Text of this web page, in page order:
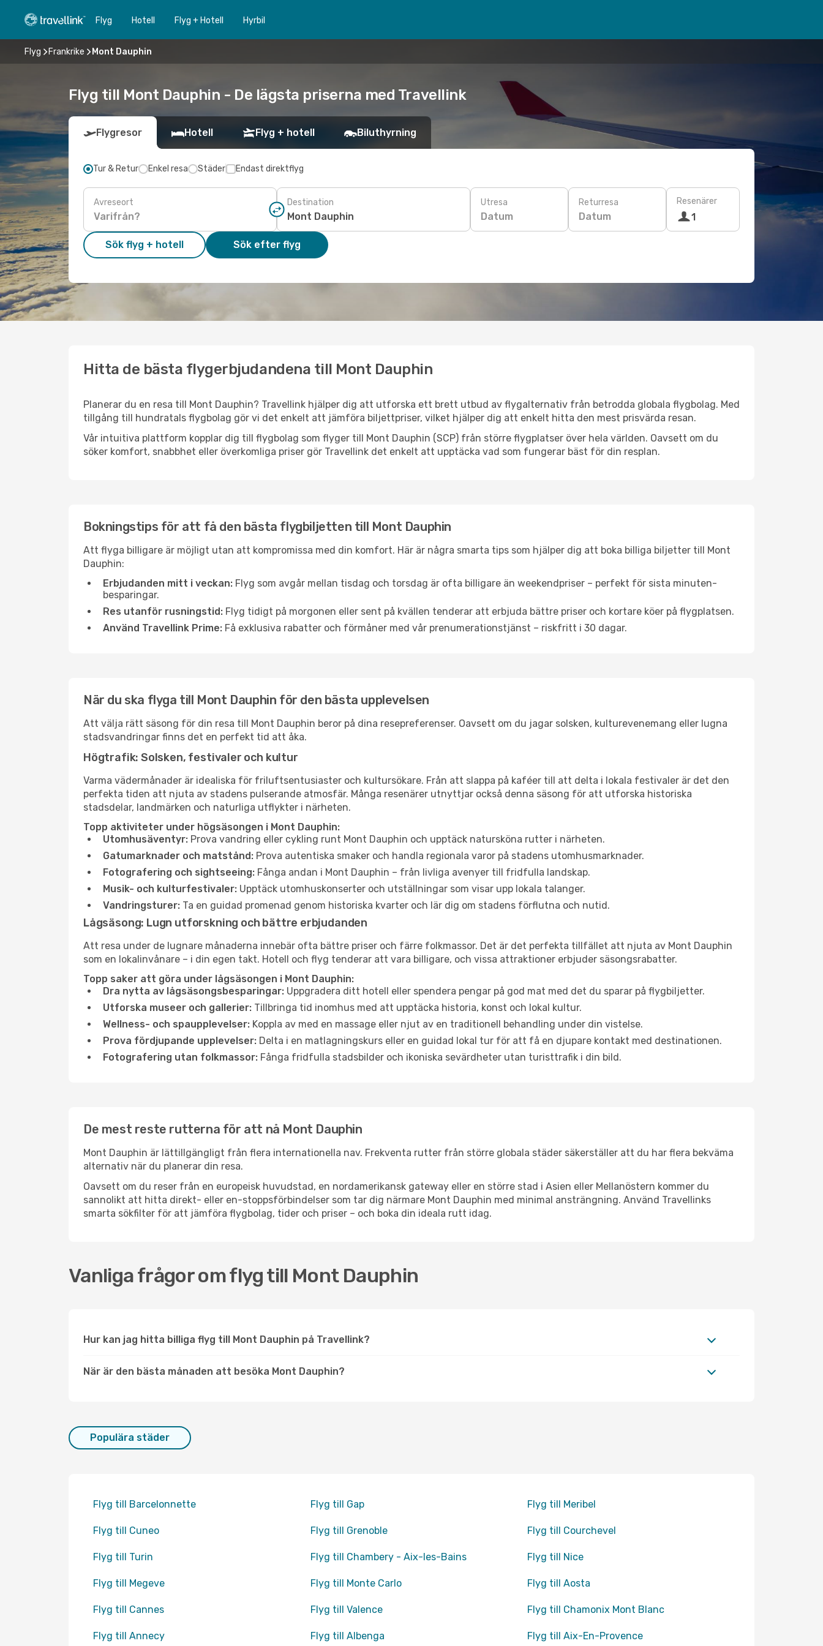
Flyg Hotell Flyg + Hotell Hyrbil
Flyg Frankrike Mont Dauphin
Flyg till Mont Dauphin - De lägsta priserna med Travellink
Flygresor Hotell Flyg + hotell Biluthyrning
Tur & Retur Enkel resa Städer Endast direktflyg
Avreseort Destination Utresa
Datum
Returresa
Datum
Resenärer
1
Sök flyg + hotell Sök efter flyg
Hitta de bästa flygerbjudandena till Mont Dauphin
Planerar du en resa till Mont Dauphin? Travellink hjälper dig att utforska ett brett utbud av flygalternativ från betrodda globala flygbolag. Med
tillgång till hundratals flygbolag gör vi det enkelt att jämföra biljettpriser, vilket hjälper dig att enkelt hitta den mest prisvärda resan.
Vår intuitiva plattform kopplar dig till flygbolag som flyger till Mont Dauphin (SCP) från större flygplatser över hela världen. Oavsett om du
söker komfort, snabbhet eller överkomliga priser gör Travellink det enkelt att upptäcka vad som fungerar bäst för din resplan.
Bokningstips för att få den bästa flygbiljetten till Mont Dauphin
Att flyga billigare är möjligt utan att kompromissa med din komfort. Här är några smarta tips som hjälper dig att boka billiga biljetter till Mont
Dauphin:
Erbjudanden mitt i veckan: Flyg som avgår mellan tisdag och torsdag är ofta billigare än weekendpriser – perfekt för sista minuten-
besparingar.
Res utanför rusningstid: Flyg tidigt på morgonen eller sent på kvällen tenderar att erbjuda bättre priser och kortare köer på flygplatsen.
Använd Travellink Prime: Få exklusiva rabatter och förmåner med vår prenumerationstjänst – riskfritt i 30 dagar.
När du ska flyga till Mont Dauphin för den bästa upplevelsen
Att välja rätt säsong för din resa till Mont Dauphin beror på dina resepreferenser. Oavsett om du jagar solsken, kulturevenemang eller lugna
stadsvandringar finns det en perfekt tid att åka.
Högtrafik: Solsken, festivaler och kultur
Varma vädermånader är idealiska för friluftsentusiaster och kultursökare. Från att slappa på kaféer till att delta i lokala festivaler är det den
perfekta tiden att njuta av stadens pulserande atmosfär. Många resenärer utnyttjar också denna säsong för att utforska historiska
stadsdelar, landmärken och naturliga utflykter i närheten.
Topp aktiviteter under högsäsongen i Mont Dauphin:
Utomhusäventyr: Prova vandring eller cykling runt Mont Dauphin och upptäck natursköna rutter i närheten.
Gatumarknader och matstånd: Prova autentiska smaker och handla regionala varor på stadens utomhusmarknader.
Fotografering och sightseeing: Fånga andan i Mont Dauphin – från livliga avenyer till fridfulla landskap.
Musik- och kulturfestivaler: Upptäck utomhuskonserter och utställningar som visar upp lokala talanger.
Vandringsturer: Ta en guidad promenad genom historiska kvarter och lär dig om stadens förflutna och nutid.
Lågsäsong: Lugn utforskning och bättre erbjudanden
Att resa under de lugnare månaderna innebär ofta bättre priser och färre folkmassor. Det är det perfekta tillfället att njuta av Mont Dauphin
som en lokalinvånare – i din egen takt. Hotell och flyg tenderar att vara billigare, och vissa attraktioner erbjuder säsongsrabatter.
Topp saker att göra under lågsäsongen i Mont Dauphin:
Dra nytta av lågsäsongsbesparingar: Uppgradera ditt hotell eller spendera pengar på god mat med det du sparar på flygbiljetter.
Utforska museer och gallerier: Tillbringa tid inomhus med att upptäcka historia, konst och lokal kultur.
Wellness- och spaupplevelser: Koppla av med en massage eller njut av en traditionell behandling under din vistelse.
Prova fördjupande upplevelser: Delta i en matlagningskurs eller en guidad lokal tur för att få en djupare kontakt med destinationen.
Fotografering utan folkmassor: Fånga fridfulla stadsbilder och ikoniska sevärdheter utan turisttrafik i din bild.
De mest reste rutterna för att nå Mont Dauphin
Mont Dauphin är lättillgängligt från flera internationella nav. Frekventa rutter från större globala städer säkerställer att du har flera bekväma
alternativ när du planerar din resa.
Oavsett om du reser från en europeisk huvudstad, en nordamerikansk gateway eller en större stad i Asien eller Mellanöstern kommer du
sannolikt att hitta direkt- eller en-stoppsförbindelser som tar dig närmare Mont Dauphin med minimal ansträngning. Använd Travellinks
smarta sökfilter för att jämföra flygbolag, tider och priser – och boka din ideala rutt idag.
Vanliga frågor om flyg till Mont Dauphin
Hur kan jag hitta billiga flyg till Mont Dauphin på Travellink?
När är den bästa månaden att besöka Mont Dauphin?
Populära städer
Flyg till Barcelonnette Flyg till Gap Flyg till Meribel
Flyg till Cuneo Flyg till Grenoble Flyg till Courchevel
Flyg till Turin Flyg till Chambery - Aix-les-Bains Flyg till Nice
Flyg till Megeve Flyg till Monte Carlo Flyg till Aosta
Flyg till Cannes Flyg till Valence Flyg till Chamonix Mont Blanc
Flyg till Annecy Flyg till Albenga Flyg till Aix-En-Provence